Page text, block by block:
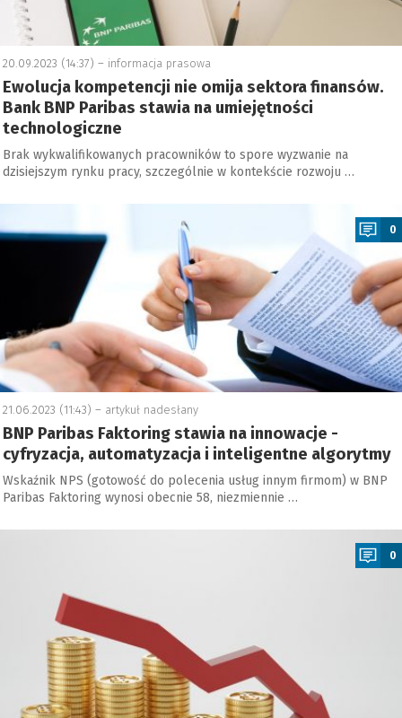
20.09.2023 (14:37) – informacja prasowa
Ewolucja kompetencji nie omija sektora finansów.
Bank BNP Paribas stawia na umiejętności
technologiczne
Brak wykwalifikowanych pracowników to spore wyzwanie na
dzisiejszym rynku pracy, szczególnie w kontekście rozwoju …
0
21.06.2023 (11:43) – artykuł nadesłany
BNP Paribas Faktoring stawia na innowacje -
cyfryzacja, automatyzacja i inteligentne algorytmy
Wskaźnik NPS (gotowość do polecenia usług innym firmom) w BNP
Paribas Faktoring wynosi obecnie 58, niezmiennie …
0